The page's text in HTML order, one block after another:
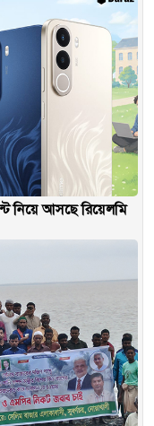
নিয়ে আসছে রিয়েলমি